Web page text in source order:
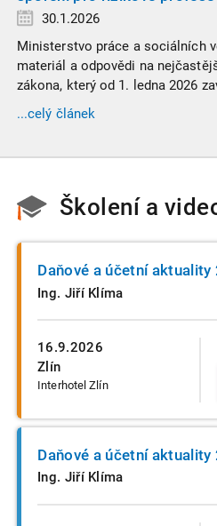
30.1.2026
Ministerstvo práce a sociálních
materiál a odpovědi na
zákona, který od 1. ledna 2026
zaměstnavatelů přispívat na
v náročných profesích.
...celý článek
Školení a
16.9.2026
Zlín
Interhotel Zlín
Daňové a účetní aktuality
Ing. Jiří Klíma
Daňové a účetní aktuality
Ing. Jiří Klíma